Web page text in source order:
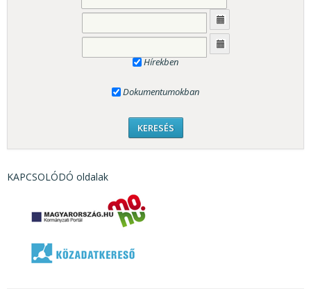
Hírekben
Dokumentumokban
KAPCSOLÓDÓ oldalak